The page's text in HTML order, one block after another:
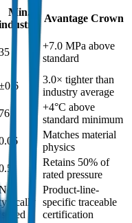
Min.
Avantage Crown
+7.0 MPa above
standard
3.0× tighter than
industry average
76
+4°C above
standard minimum
Matches material
physics
Retains 50% of
rated pressure
typically
issued
Product-line-
specific traceable
certification